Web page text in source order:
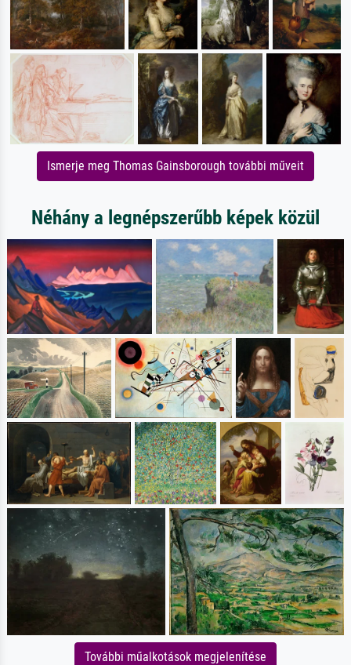
Ismerje meg Thomas Gainsborough további műveit
Néhány a legnépszerűbb képek közül
További műalkotások megjelenítése